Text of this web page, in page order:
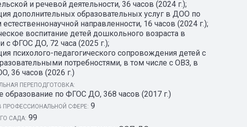
и речевой деятельности, 36 часов (2024 г.);
дополнительных образовательных услуг в ДОО по
направленности, 16 часов (2024 г.);
воспитание детей дошкольного возраста в
с ФГОС ДО, 72 часа (2025 г.);
психолого-педагогического сопровождения детей с
потребностями, в том числе с ОВЗ, в
36 часов (2026 г.)
ПЕРЕПОДГОТОВКА:
по ФГОС ДО, 368 часов (2017 г.)
ПРОФЕССИОНАЛЬНОЙ СФЕРЕ: 9
САДА: 99